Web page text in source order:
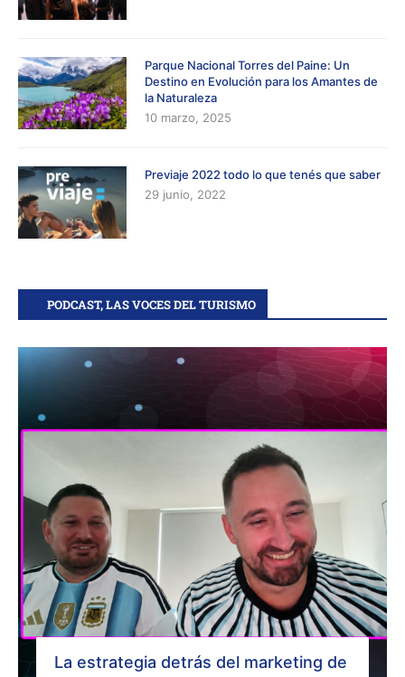
Parque Nacional Torres del Paine: Un
Destino en Evolución para los Amantes de
la Naturaleza
10 marzo, 2025
Previaje 2022 todo lo que tenés que saber
29 junio, 2022
PODCAST, LAS VOCES DEL TURISMO
La estrategia detrás del marketing de